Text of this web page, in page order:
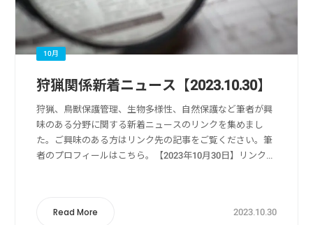
10月
2023.10.30
狩猟関係新着ニュース【2023.10.30】
狩猟、鳥獣保護管理、生物多様性、自然保護など筆者が興
味のある分野に関する新着ニュースのリンクを集めまし
た。ご興味のある方はリンク先の記事をご覧ください。筆
者のプロフィールはこちら。【2023年10月30日】リンク
Read More